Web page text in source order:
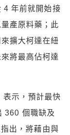
4 年前就開始接
產原料藥；此
擴大柯達在紐
將最高佔柯達
示，預計最快
360 個職缺及
出，將藉由與